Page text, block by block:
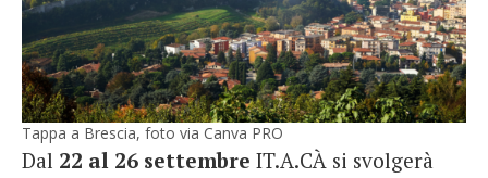
Tappa a Brescia, foto via Canva PRO
Dal 22 al 26 settembre IT.A.CÀ si svolgerà